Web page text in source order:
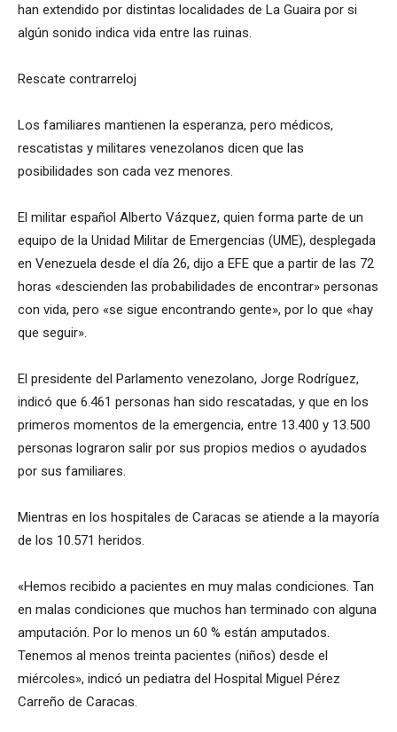
han extendido por distintas localidades de La Guaira por si
algún sonido indica vida entre las ruinas.
Rescate contrarreloj
Los familiares mantienen la esperanza, pero médicos,
rescatistas y militares venezolanos dicen que las
posibilidades son cada vez menores.
El militar español Alberto Vázquez, quien forma parte de un
equipo de la Unidad Militar de Emergencias (UME), desplegada
en Venezuela desde el día 26, dijo a EFE que a partir de las 72
horas «descienden las probabilidades de encontrar» personas
con vida, pero «se sigue encontrando gente», por lo que «hay
que seguir».
El presidente del Parlamento venezolano, Jorge Rodríguez,
indicó que 6.461 personas han sido rescatadas, y que en los
primeros momentos de la emergencia, entre 13.400 y 13.500
personas lograron salir por sus propios medios o ayudados
por sus familiares.
Mientras en los hospitales de Caracas se atiende a la mayoría
de los 10.571 heridos.
«Hemos recibido a pacientes en muy malas condiciones. Tan
en malas condiciones que muchos han terminado con alguna
amputación. Por lo menos un 60 % están amputados.
Tenemos al menos treinta pacientes (niños) desde el
miércoles», indicó un pediatra del Hospital Miguel Pérez
Carreño de Caracas.